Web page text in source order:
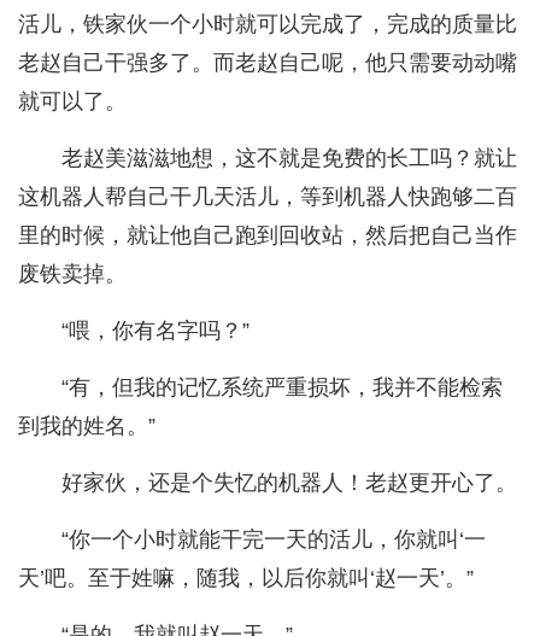
活儿，铁家伙一个小时就可以完成了，完成的质量比
老赵自己干强多了。而老赵自己呢，他只需要动动嘴
就可以了。
老赵美滋滋地想，这不就是免费的长工吗？就让
这机器人帮自己干几天活儿，等到机器人快跑够二百
里的时候，就让他自己跑到回收站，然后把自己当作
废铁卖掉。
“喂，你有名字吗？”
“有，但我的记忆系统严重损坏，我并不能检索
到我的姓名。”
好家伙，还是个失忆的机器人！老赵更开心了。
“你一个小时就能干完一天的活儿，你就叫‘一
天’吧。至于姓嘛，随我，以后你就叫‘赵一天’。”